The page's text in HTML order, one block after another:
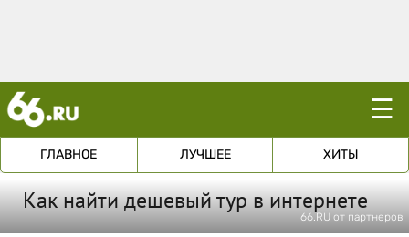
☰
ГЛАВНОЕ ЛУЧШЕЕ ХИТЫ
Как найти дешевый тур в интернете
66.RU от партнеров